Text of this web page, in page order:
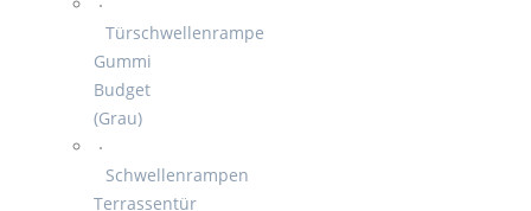
Türschwellenrampe
Gummi
Budget
(Grau)
Schwellenrampen
Terrassentür